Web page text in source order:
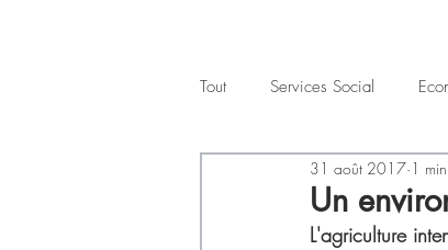
Tout Services Social
Santé - Covid-19
Un
31 août 2017 1
L'agriculture